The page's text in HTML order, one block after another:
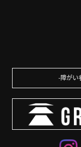
障がい